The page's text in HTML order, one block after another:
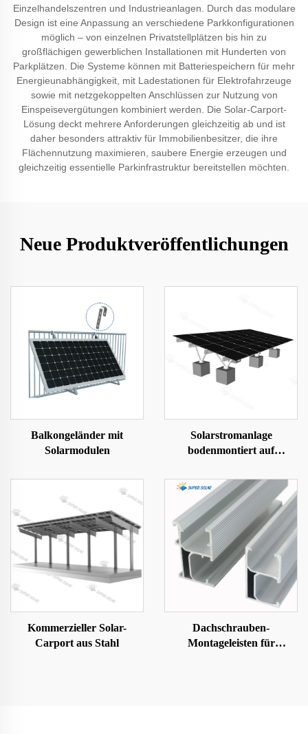
Einzelhandelszentren und Industrieanlagen. Durch das modulare
Design ist eine Anpassung an verschiedene Parkkonfigurationen
möglich – von einzelnen Privatstellplätzen bis hin zu
großflächigen gewerblichen Installationen mit Hunderten von
Parkplätzen. Die Systeme können mit Batteriespeichern für mehr
Energieunabhängigkeit, mit Ladestationen für Elektrofahrzeuge
sowie mit netzgekoppelten Anschlüssen zur Nutzung von
Einspeisevergütungen kombiniert werden. Die Solar-Carport-
Lösung deckt mehrere Anforderungen gleichzeitig ab und ist
daher besonders attraktiv für Immobilienbesitzer, die ihre
Flächennutzung maximieren, saubere Energie erzeugen und
gleichzeitig essentielle Parkinfrastruktur bereitstellen möchten.
Neue Produktveröffentlichungen
Balkongeländer mit
Solarmodulen
Solarstromanlage
bodenmontiert auf
Kommerzieller Solar-
Carport aus Stahl
Dachschrauben-
Montageleisten für